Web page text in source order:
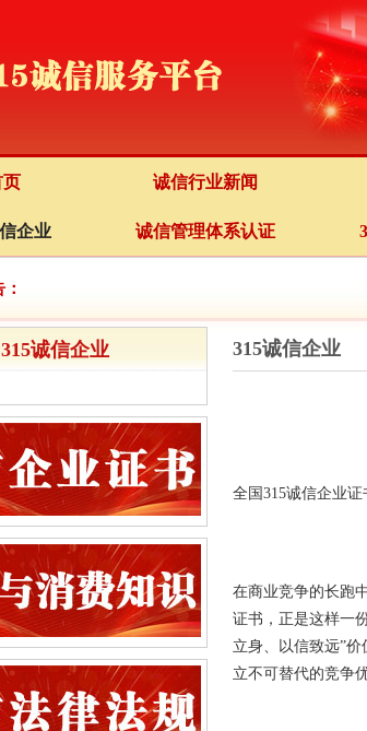
诚信行业新闻
企业 诚信管理体系认证
315诚信企业 315诚信企业
全国315诚信企业
在商业竞争的长跑
证书，正是这样一
立身、以信致远”
立不可替代的竞争